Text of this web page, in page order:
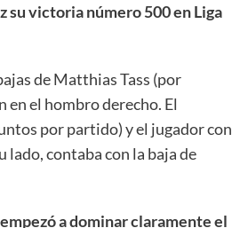
suvictoria número 500en Liga
de Matthias Tass (por
en el hombro derecho. El
por partido) y el jugador con
lado, contaba con la baja de
a dominar claramente el